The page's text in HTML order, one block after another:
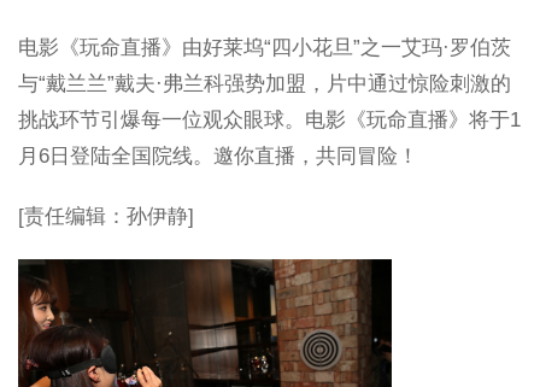
电影《玩命直播》由好莱坞“四小花旦”之一艾玛·罗伯茨
与“戴兰兰”戴夫·弗兰科强势加盟，片中通过惊险刺激的
挑战环节引爆每一位观众眼球。电影《玩命直播》将于1
月6日登陆全国院线。邀你直播，共同冒险！
[责任编辑：孙伊静]